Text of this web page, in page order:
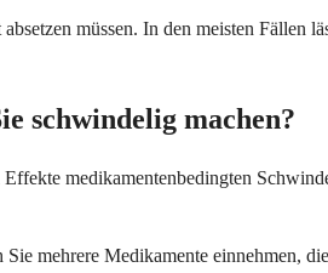
müssen. In den meisten Fällen
schwindelig machen?
medikamentenbedingten
mehrere Medikamente einnehmen,